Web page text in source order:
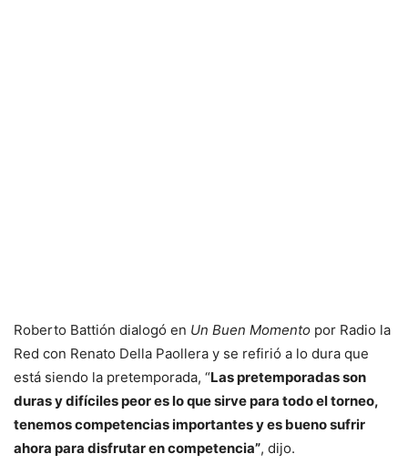
Roberto Battión dialogó en Un Buen Momento por Radio la
Red con Renato Della Paollera y se refirió a lo dura que
está siendo la pretemporada, “Las pretemporadas son
duras y difíciles peor es lo que sirve para todo el torneo,
tenemos competencias importantes y es bueno sufrir
ahora para disfrutar en competencia”, dijo.